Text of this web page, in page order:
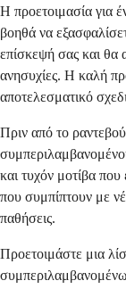
Η προετοιμασία για
βοηθά να
επίσκεψή σας και θα
ανησυχίες. Η καλή
αποτελεσματικό
Πριν από το
και τυχόν μοτίβα
που συμπίπτουν με
παθήσεις.
Προετοιμάστε μια